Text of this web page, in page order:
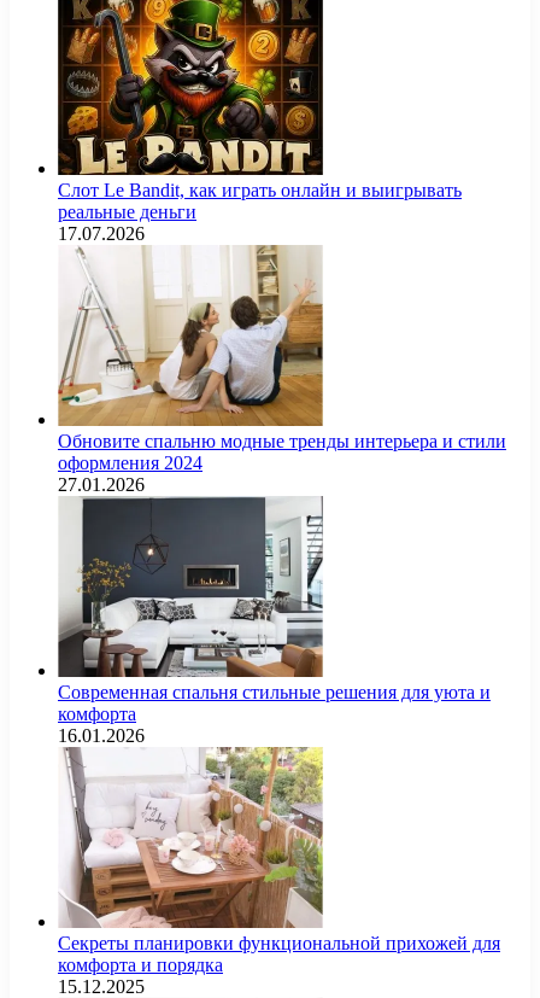
Слот Le Bandit, как играть онлайн и выигрывать
реальные деньги
17.07.2026
Обновите спальню модные тренды интерьера и стили
оформления 2024
27.01.2026
Современная спальня стильные решения для уюта и
комфорта
16.01.2026
Секреты планировки функциональной прихожей для
комфорта и порядка
15.12.2025